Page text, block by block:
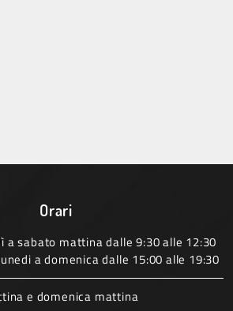
Orari
a sabato mattina dalle 9:30 alle 12:30
a domenica dalle 15:00 alle 19:30
e domenica mattina